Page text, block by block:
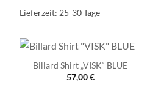
Lieferzeit: 25-30 Tage
Billard Shirt „VISK“ BLUE
57,00€